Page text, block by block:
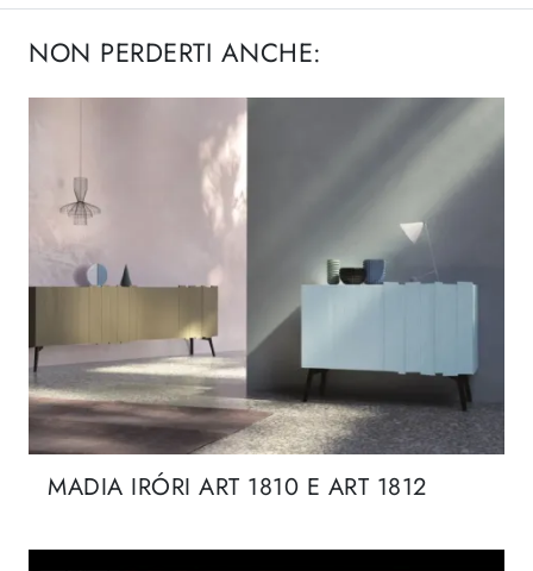
NON PERDERTI ANCHE:
MADIA IRÓRI ART 1810 E ART 1812